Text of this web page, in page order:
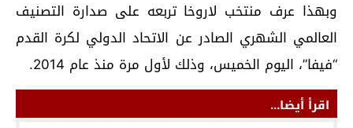
وبهذا عرف منتخب لاروخا تربعه على صدارة التصنيف
العالمي الشهري الصادر عن الاتحاد الدولي لكرة القدم
“فيفا”، اليوم الخميس، وذلك لأول مرة منذ عام 2014.
اقرأ أيضا...